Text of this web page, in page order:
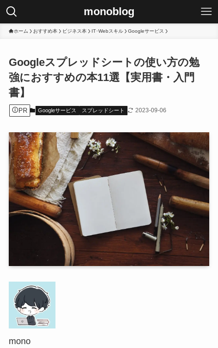
monoblog
ホーム おすすめ本 ビジネス本 IT･Webスキル Googleサービス
Googleスプレッドシートの使い方の勉
強におすすめの本11選【実用書・入門
書】
PR Googleサービス スプレッドシート 2023-09-06
mono